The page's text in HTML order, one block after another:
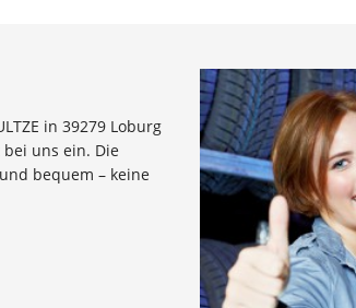
in 39279 Loburg
uns ein. Die
bequem – keine